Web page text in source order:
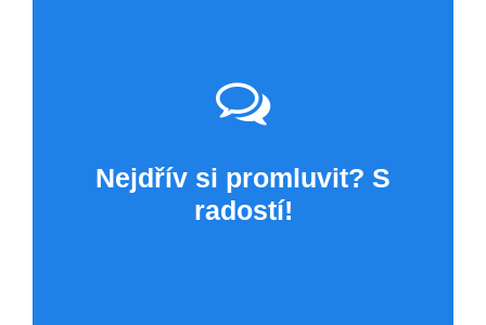
Nejdřív si promluvit? S
radostí!